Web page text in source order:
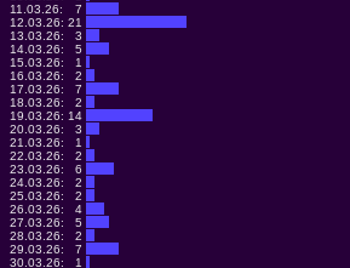
11.03.26:
7
12.03.26: 21
13.03.26:
3
14.03.26:
5
15.03.26:
1
16.03.26:
2
17.03.26:
7
18.03.26:
2
19.03.26: 14
20.03.26:
3
21.03.26:
1
22.03.26:
2
23.03.26:
6
24.03.26:
2
25.03.26:
2
26.03.26:
4
27.03.26:
5
28.03.26:
2
29.03.26:
7
30.03.26:
1